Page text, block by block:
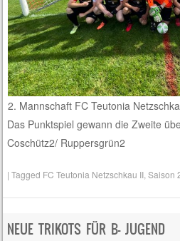
2. Mannschaft FC Teutonia
Das Punktspiel gewann die Zweite
Coschütz2/ Ruppersgrün2
|Tagged FC Teutonia Netzschkau II ,Saison
NEUE TRIKOTS FÜR B- JUGEND